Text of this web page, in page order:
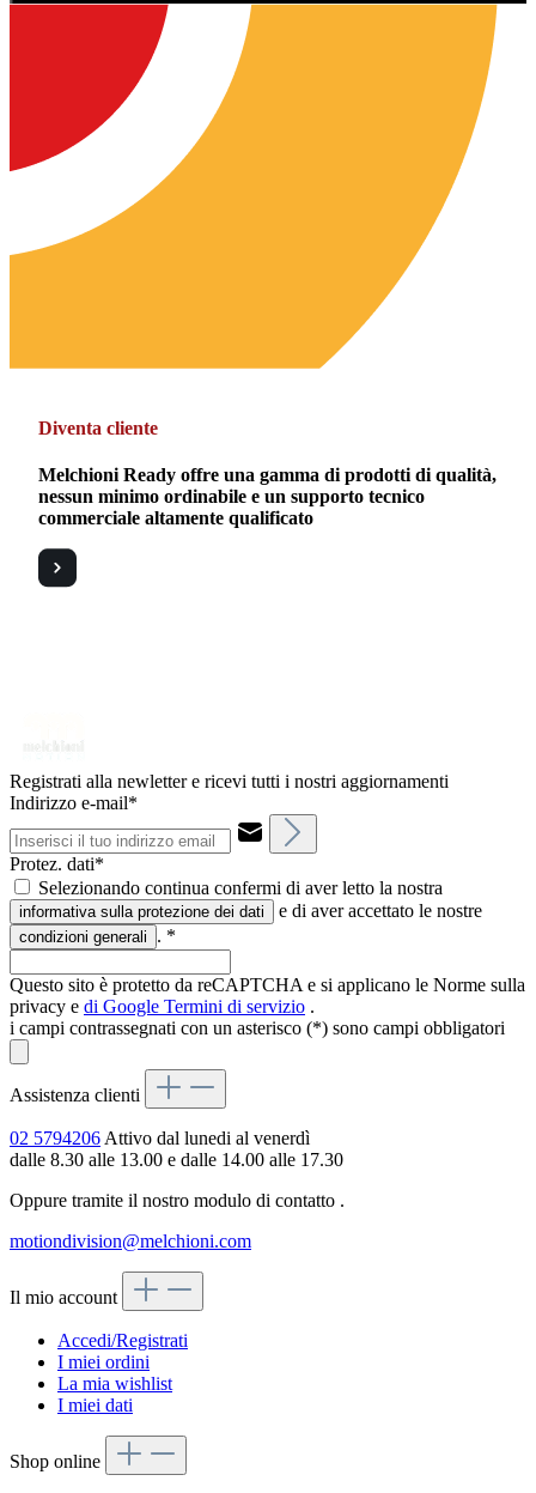
Diventa cliente
Melchioni Ready offre una gamma di prodotti di qualità,
nessun minimo ordinabile e un supporto tecnico
commerciale altamente qualificato
Registrati alla newletter e ricevi tutti i nostri aggiornamenti
Indirizzo e-mail*
Protez. dati*
Selezionando continua confermi di aver letto la nostra
informativa sulla protezione dei dati e di aver accettato le nostre
condizioni generali . *
Questo sito è protetto da reCAPTCHA e si applicano le Norme sulla
privacy e di Google Termini di servizio .
i campi contrassegnati con un asterisco (*) sono campi obbligatori
Assistenza clienti
02 5794206Attivo dal lunedi al venerdì
dalle 8.30 alle 13.00 e dalle 14.00 alle 17.30
Oppure tramite il nostro modulo di contatto .
motiondivision@melchioni.com
Il mio account
Accedi/Registrati
I miei ordini
La mia wishlist
I miei dati
Shop online